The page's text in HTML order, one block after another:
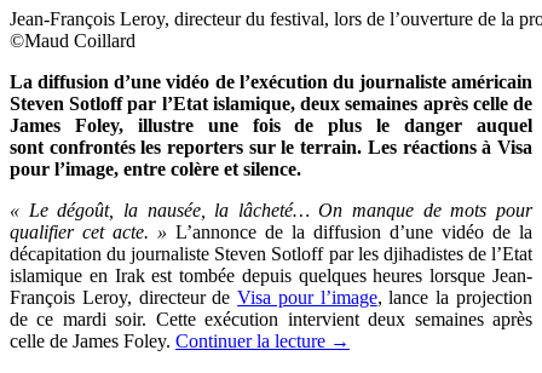
Jean-François Leroy, directeur du festival, lors de l’ouverture de la
©Maud Coillard
La diffusion d’une vidéo de l’exécution du journaliste américain
Steven Sotloff par l’Etat islamique, deux semaines après celle de
James Foley, illustre une fois de plus le danger auquel
sont confrontés les reporters sur le terrain. Les réactions à Visa
pour l’image, entre colère et silence.
« Le dégoût, la nausée, la lâcheté… On manque de mots pour
qualifier cet acte. » L’annonce de la diffusion d’une vidéo de la
décapitation du journaliste Steven Sotloff par les djihadistes de l’Etat
islamique en Irak est tombée depuis quelques heures lorsque Jean-
François Leroy, directeur deVisa pour l’image, lance la projection
de ce mardi soir. Cette exécution intervient deux semaines après
celle de James Foley. Continuer la lecture →